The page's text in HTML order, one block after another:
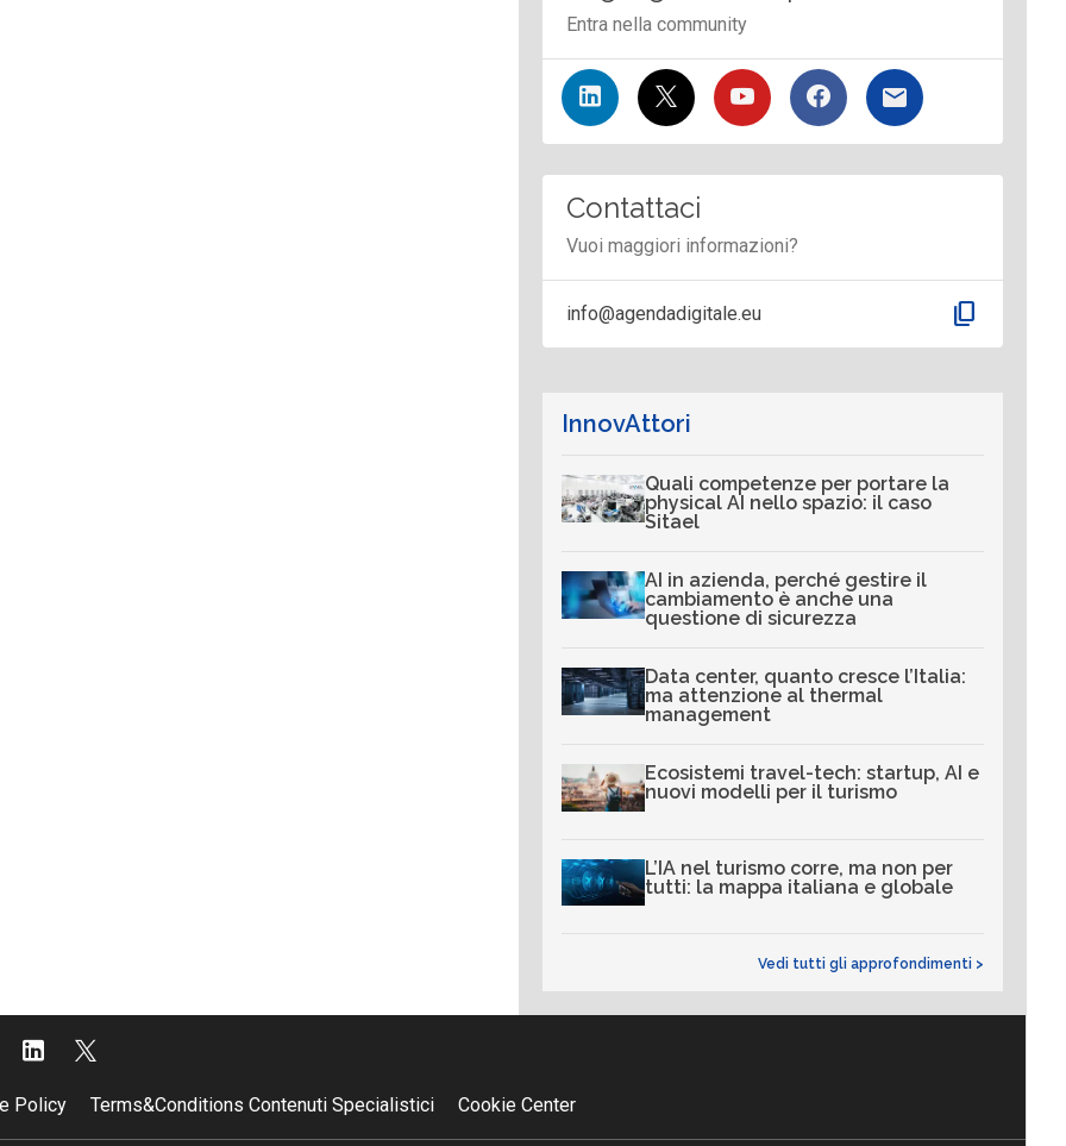
Entra nella community
Contattaci
Vuoi maggiori informazioni?
info@agendadigitale.eu content_copy
InnovAttori
Quali competenze per portare la
physical AI nello spazio: il caso
Sitael
AI in azienda, perché gestire il
cambiamento è anche una
questione di sicurezza
Data center, quanto cresce l’Italia:
ma attenzione al thermal
management
Ecosistemi travel-tech: startup, AI e
nuovi modelli per il turismo
L’IA nel turismo corre, ma non per
tutti: la mappa italiana e globale
Vedi tutti gli approfondimenti >
Policy Terms&Conditions Contenuti Specialistici Cookie Center